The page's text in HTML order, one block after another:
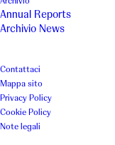
Annual Reports
Archivio News
Contattaci
Mappa sito
Privacy Policy
Cookie Policy
Note legali